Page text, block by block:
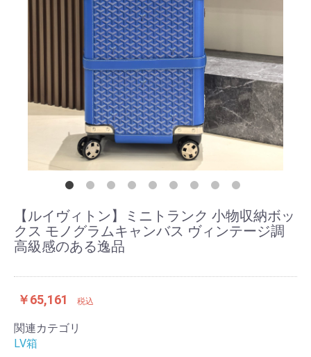
【ルイヴィトン】ミニトランク 小物収納ボッ
クス モノグラムキャンバス ヴィンテージ調
高級感のある逸品
￥65,161 税込
関連カテゴリ
LV箱